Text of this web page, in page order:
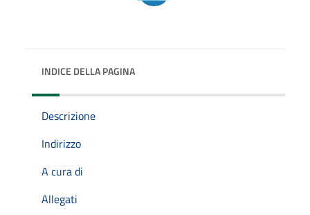
INDICE DELLA PAGINA
Descrizione
Indirizzo
A cura di
Allegati